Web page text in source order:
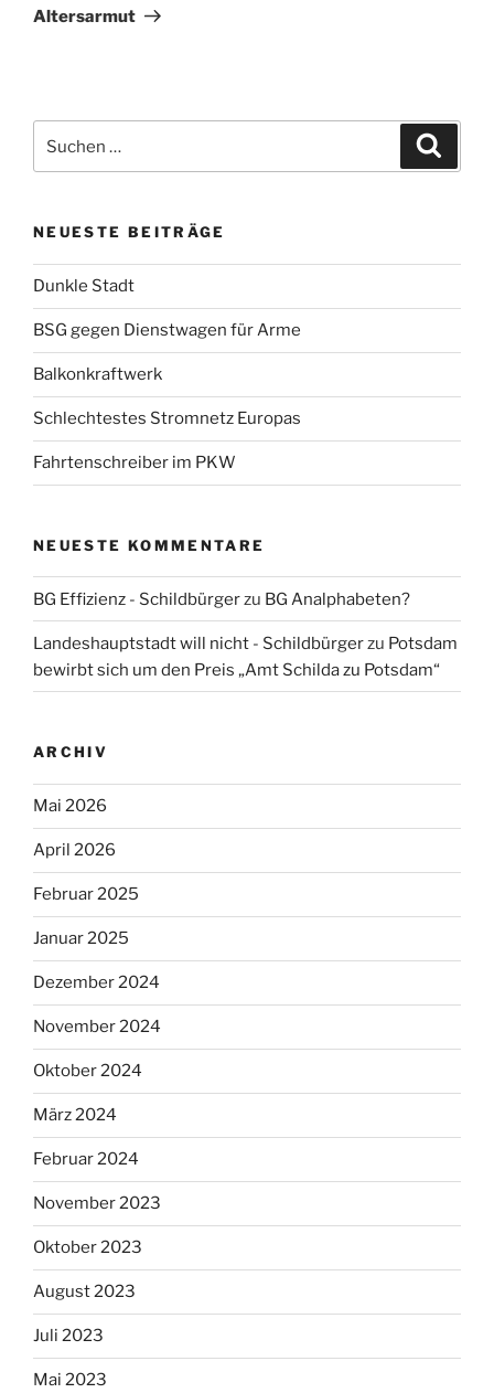
Beitrag
Altersarmut
nach:
NEUESTE BEITRÄGE
Dunkle Stadt
BSG gegen Dienstwagen für Arme
Balkonkraftwerk
Schlechtestes Stromnetz Europas
Fahrtenschreiber im PKW
NEUESTE KOMMENTARE
BG Effizienz - Schildbürgerzu BG Analphabeten?
Landeshauptstadt will nicht - Schildbürgerzu Potsdam
bewirbt sich um den Preis „Amt Schilda zu Potsdam“
ARCHIV
Mai 2026
April 2026
Februar 2025
Januar 2025
Dezember 2024
November 2024
Oktober 2024
März 2024
Februar 2024
November 2023
Oktober 2023
August 2023
Juli 2023
Mai 2023